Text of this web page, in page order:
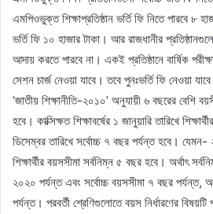
এমপিওভুক্ত শিক্ষাপ্রতিষ্ঠান ভর্তি ফি নিতে পারবে ৮
ভর্তি ফি ১০ হাজার টাকা। আর রাজধানীর
আদায় করতে পারবে না। একই প্রতিষ্ঠানে বার্ষিক
সেশন চার্জ নেওয়া যাবে। তবে পুনঃভর্তি ফি নেওয়া
‘জাতীয় শিক্ষানীতি-২০১০’ অনুযায়ী ৬ বছরের বেশি
হবে। কাক্সিক্ষত শিক্ষাবর্ষের ১ জানুয়ারি তারিখে
ডিসেম্বর তারিখে সর্বোচ্চ ৭ বছর পর্যন্ত হবে। যেমন-
শিক্ষার্থীর বয়সসীমা সর্বনিম্ন ৫ বছর হবে। অর্থাৎ
২০২০ পর্যন্ত এবং সর্বোচ্চ বয়সসীমা ৭ বছর পর্যন্ত,
পর্যন্ত। পরবর্তী শ্রেণিগুলোতে বয়স নির্ধারণের